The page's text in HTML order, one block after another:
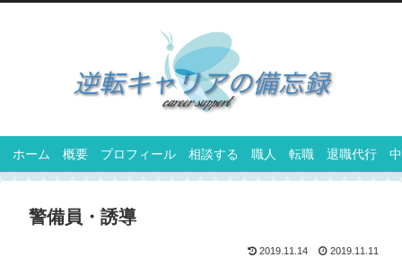
ホーム 概要 プロフィール 相談する 職人 転職 退職代行
警備員・誘導
2019.11.14 2019.11.11